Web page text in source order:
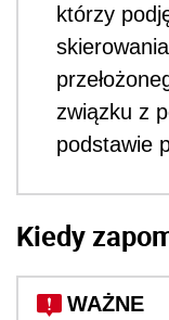
którzy
związku z
podstawie
Kiedy
WAŻNE